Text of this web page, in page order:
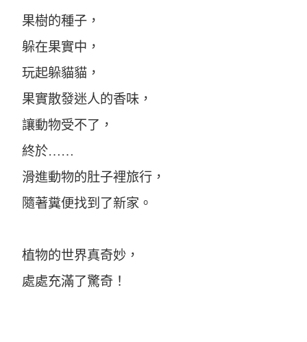
果樹的種子，
躲在果實中，
玩起躲貓貓，
果實散發迷人的香味，
讓動物受不了，
終於……
滑進動物的肚子裡旅行，
隨著糞便找到了新家。
植物的世界真奇妙，
處處充滿了驚奇！